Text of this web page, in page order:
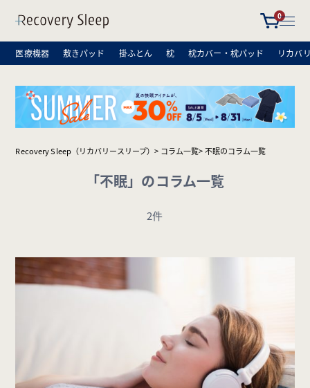
0
医療機器 敷きパッド 掛ふとん 枕 枕カバー・枕パッド リカバ
Recovery Sleep（リカバリースリープ） コラム一覧 不眠のコラム一覧
「不眠」のコラム一覧
2件